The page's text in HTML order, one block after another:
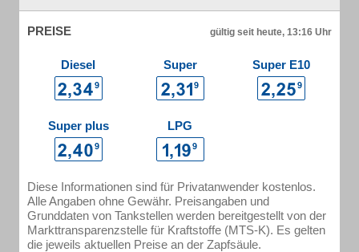
PREISE gültig seit heute, 13:16 Uhr
Diesel Super Super E10
Super plus LPG
Diese Informationen sind für Privatanwender kostenlos.
Alle Angaben ohne Gewähr. Preisangaben und
Grunddaten von Tankstellen werden bereitgestellt von der
Markttransparenzstelle für Kraftstoffe (MTS-K). Es gelten
die jeweils aktuellen Preise an der Zapfsäule.